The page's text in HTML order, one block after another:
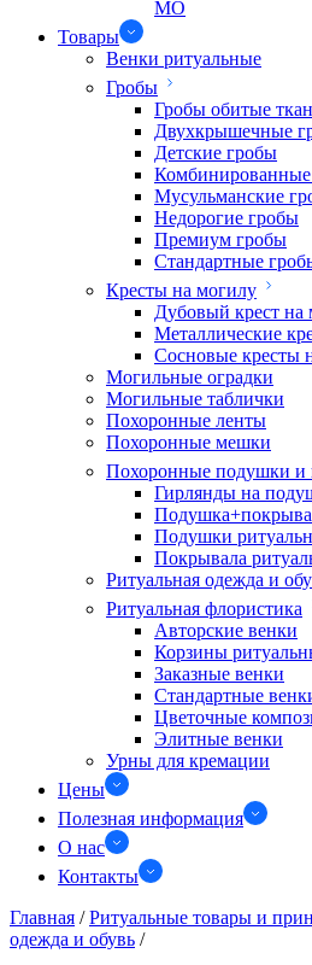
МО
Товары
Венки ритуальные
Гробы
Гробы обитые
Двухкрышечные
Детские гробы
Мусульманские
Недорогие гробы
Премиум гробы
Стандартные
Кресты на могилу
Дубовый крест на
Металлические
Сосновые кресты
Могильные оградки
Могильные таблички
Похоронные ленты
Похоронные мешки
Похоронные подушки и
Гирлянды на
Подушки
Покрывала
Ритуальная одежда и
Ритуальная флористика
Авторские венки
Корзины
Заказные венки
Стандартные
Цветочные
Элитные венки
Урны для кремации
Цены
Полезная информация
О нас
Контакты
Главная / Ритуальные товары и
одежда и обувь /